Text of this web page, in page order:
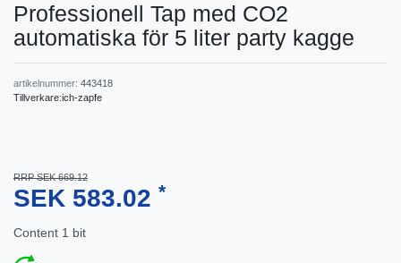
Professionell Tap med CO2
automatiska för 5 liter party kagge
artikelnummer: 443418
Tillverkare:ich-zapfe
RRP SEK 669.12
SEK 583.02 *
Content 1 bit